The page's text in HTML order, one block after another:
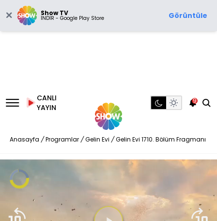
Show TV
İNDİR - Google Play Store Görüntüle
CANLI
YAYIN
9
Anasayfa / Programlar / Gelin Evi / Gelin Evi 1710. Bölüm Fragmanı